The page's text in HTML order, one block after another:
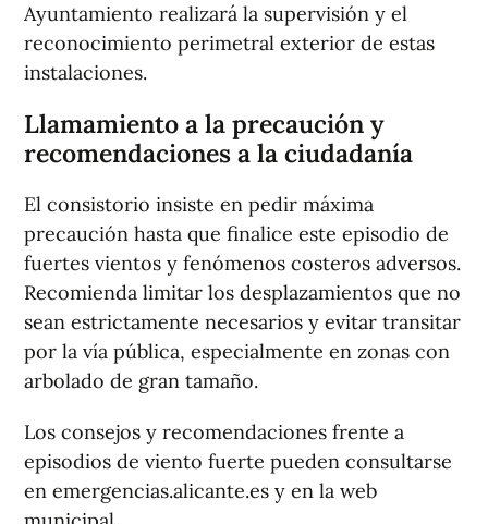
Ayuntamiento realizará la supervisión y el
reconocimiento perimetral exterior de estas
instalaciones.
Llamamiento a la precaución y
recomendaciones a la ciudadanía
El consistorio insiste en pedir máxima
precaución hasta que finalice este episodio de
fuertes vientos y fenómenos costeros adversos.
Recomienda limitar los desplazamientos que no
sean estrictamente necesarios y evitar transitar
por la vía pública, especialmente en zonas con
arbolado de gran tamaño.
Los consejos y recomendaciones frente a
episodios de viento fuerte pueden consultarse
en emergencias.alicante.es y en la web